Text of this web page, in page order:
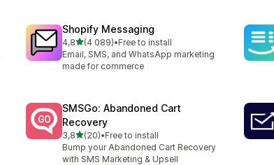
Shopify Messaging
4,8z 5 hvězd
(4 089)
Celkový počet recenzí: 4089
•Free to install
Email, SMS, and WhatsApp marketing
made for commerce
SMSGo: Abandoned Cart
Recovery
3,8z 5 hvězd
(20)
Celkový počet recenzí: 20
•Free to install
Bump your Abandoned Cart Recovery
with SMS Marketing & Upsell